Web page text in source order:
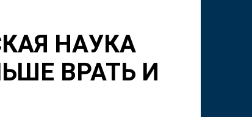
НАУКА
ВРАТЬ И